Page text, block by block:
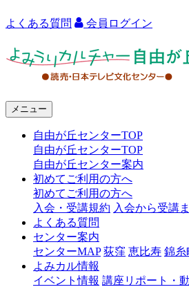
よくある質問 会員ログイン
メニュー
自由が丘センターTOP
自由が丘センターTOP
自由が丘センター案内
初めてご利用の方へ
初めてご利用の方へ
入会・受講規約 入会から受講
よくある質問
センター案内
センターMAP 荻窪 恵比寿 錦糸
よみカル情報
イベント情報 講座リポート・